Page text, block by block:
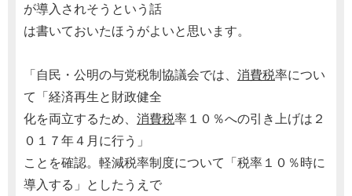
が導入されそうという話
は書いておいたほうがよいと思います。
「自民・公明の与党税制協議会では、 消費税率につい
て「経済再生と財政健全
化を両立するため、 消費税率１０％への引き上げは２
０１７年４月に行う」
ことを確認。軽減税率制度について「税率１０％時に
導入する」としたうえで